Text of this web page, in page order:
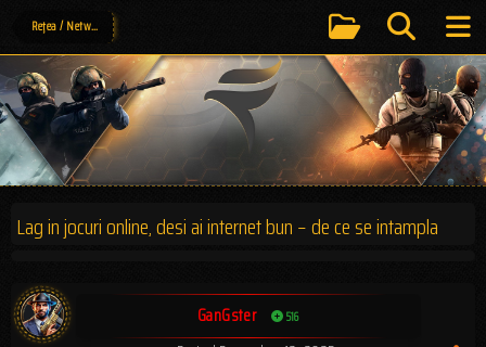
Rețea / Networking
Lag in jocuri online, desi ai internet bun – de ce se intampla
GanGster 516